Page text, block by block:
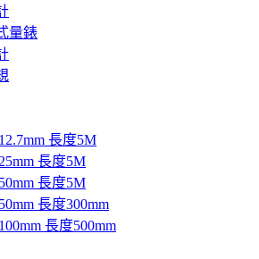
量錶
長度5M
長度5M
長度5M
長度300mm
長度500mm